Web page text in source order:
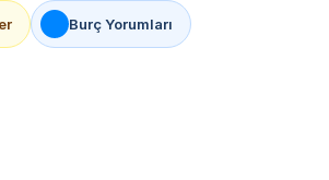
Burç Yorumları